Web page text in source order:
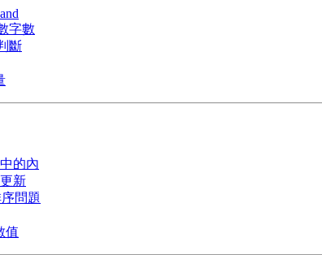
字數
斷
的內
新
問題
值